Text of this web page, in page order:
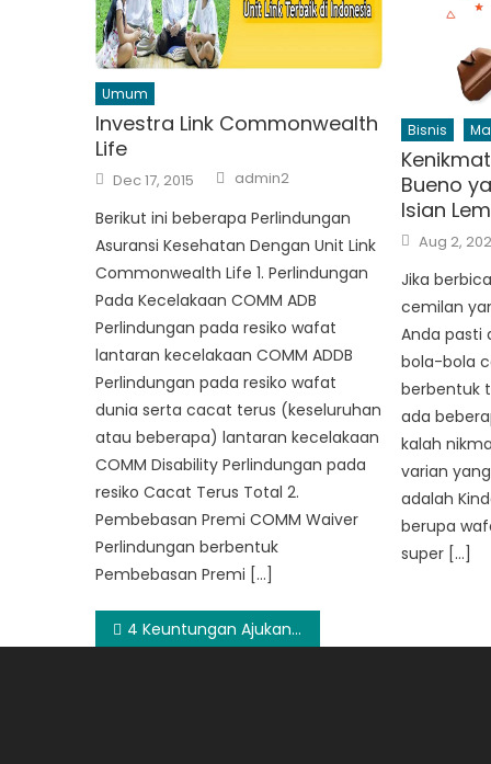
Umum
Investra Link Commonwealth
Life
Posted
on
Dec 17, 2015 Author
admin2
Berikut ini beberapa Perlindungan
Asuransi Kesehatan Dengan Unit Link
Commonwealth Life 1. Perlindungan
Pada Kecelakaan COMM ADB
Perlindungan pada resiko wafat
lantaran kecelakaan COMM ADDB
Perlindungan pada resiko wafat
dunia serta cacat terus (keseluruhan
atau beberapa) lantaran kecelakaan
COMM Disability Perlindungan pada
resiko Cacat Terus Total 2.
Pembebasan Premi COMM Waiver
Perlindungan berbentuk
Pembebasan Premi […]
Bisnis
Bueno
Isian
Posted
on
Aug 2,
Jika
cemilan
Anda pasti
bola-bola
berbentuk
ada
kalah
varian
adalah
berupa
super […]
Post
4 Keuntungan Ajukan Pinjaman Dana Tunai BPKB